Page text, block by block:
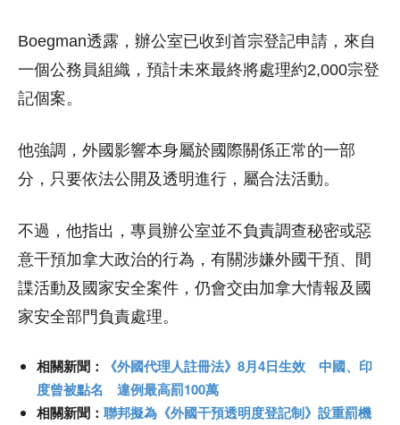
Boegman透露，辦公室已收到首宗登記申請，來自
一個公務員組織，預計未來最終將處理約2,000宗登
記個案。
他強調，外國影響本身屬於國際關係正常的一部
分，只要依法公開及透明進行，屬合法活動。
不過，他指出，專員辦公室並不負責調查秘密或惡
意干預加拿大政治的行為，有關涉嫌外國干預、間
諜活動及國家安全案件，仍會交由加拿大情報及國
家安全部門負責處理。
相關新聞： 《外國代理人註冊法》8月4日生效 中國、印
度曾被點名 違例最高罰100萬
相關新聞： 聯邦擬為《外國干預透明度登記制》設重罰機